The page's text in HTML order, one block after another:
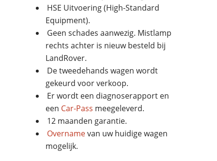
HSE Uitvoering (High-Standard
Equipment).
Geen schades aanwezig. Mistlamp
rechts achter is nieuw besteld bij
LandRover.
De tweedehands wagen wordt
gekeurd voor verkoop.
Er wordt een diagnoserapport en
een Car-Pass meegeleverd.
12 maanden garantie.
Overnamevan uw huidige wagen
mogelijk.